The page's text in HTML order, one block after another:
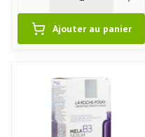
Ajouter au panier